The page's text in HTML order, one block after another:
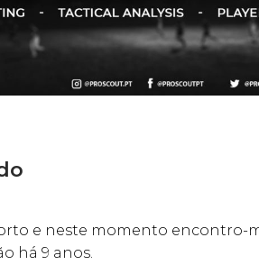
e neste momento encontro-
há 9 anos.